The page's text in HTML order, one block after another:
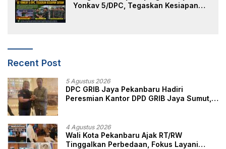
Yonkav 5/DPC, Tegaskan Kesiapan
Recent Post
5 Agustus 2026
DPC GRIB Jaya Pekanbaru Hadiri
Peresmian Kantor DPD GRIB Jaya Sumut,
4 Agustus 2026
Wali Kota Pekanbaru Ajak RT/RW
Tinggalkan Perbedaan, Fokus Layani